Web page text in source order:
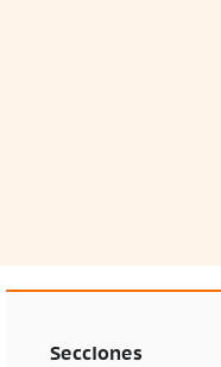
Secciones